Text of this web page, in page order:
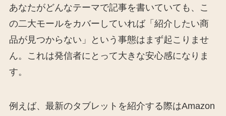
あなたがどんなテーマで記事を書いていても、こ
の二大モールをカバーしていれば「紹介したい商
品が見つからない」という事態はまず起こりませ
ん。これは発信者にとって大きな安心感になりま
す。
例えば、最新のタブレットを紹介する際はAmazon